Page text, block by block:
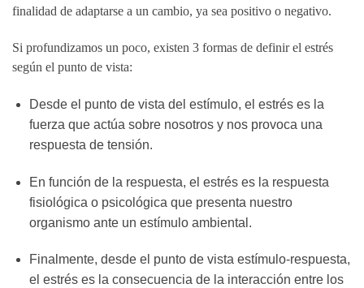
finalidad de adaptarse a un cambio, ya sea positivo o negativo.
Si profundizamos un poco, existen 3 formas de definir el estrés
según el punto de vista:
Desde el punto de vista del estímulo, el estrés es la
fuerza que actúa sobre nosotros y nos provoca una
respuesta de tensión.
En función de la respuesta, el estrés es la respuesta
fisiológica o psicológica que presenta nuestro
organismo ante un estímulo ambiental.
Finalmente, desde el punto de vista estímulo-respuesta,
el estrés es la consecuencia de la interacción entre los